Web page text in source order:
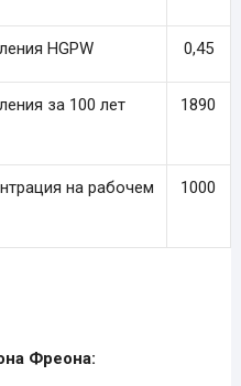
HGPW 0,45
за 100 лет
1890
на рабочем
1000
Фреона: